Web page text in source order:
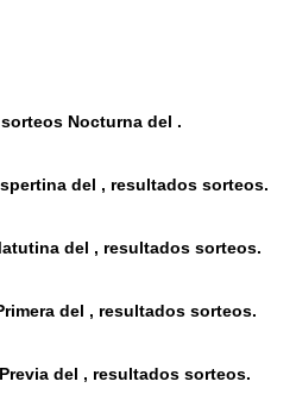
Nocturna del .
del , resultados sorteos.
del , resultados sorteos.
del , resultados sorteos.
del , resultados sorteos.